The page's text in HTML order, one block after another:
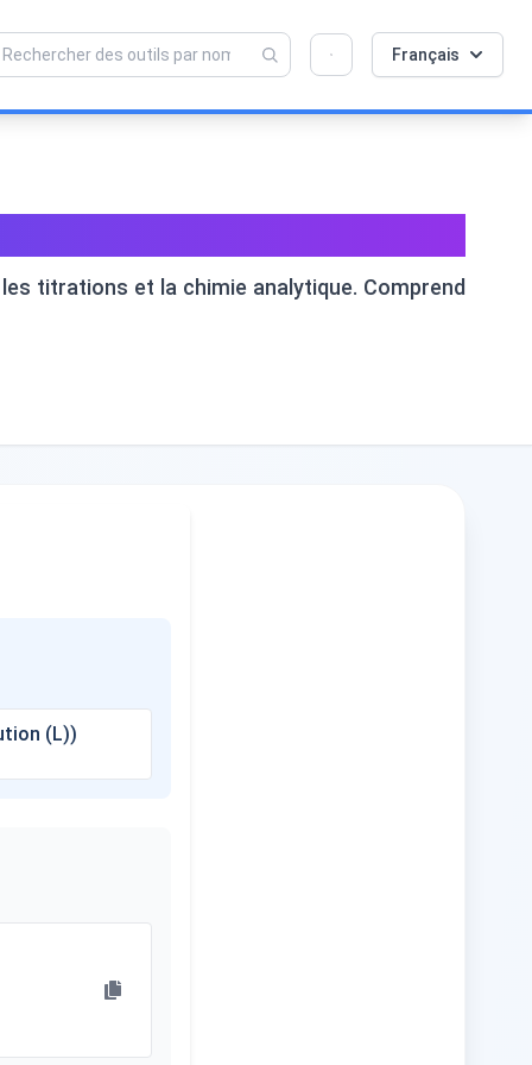
Français
titrations et la chimie analytique. Comprend
(L))
💡 Aimez-vous cet outil ? Aidez-nous à le
rendre encore meilleur !
Cliquez pour ouvrir →